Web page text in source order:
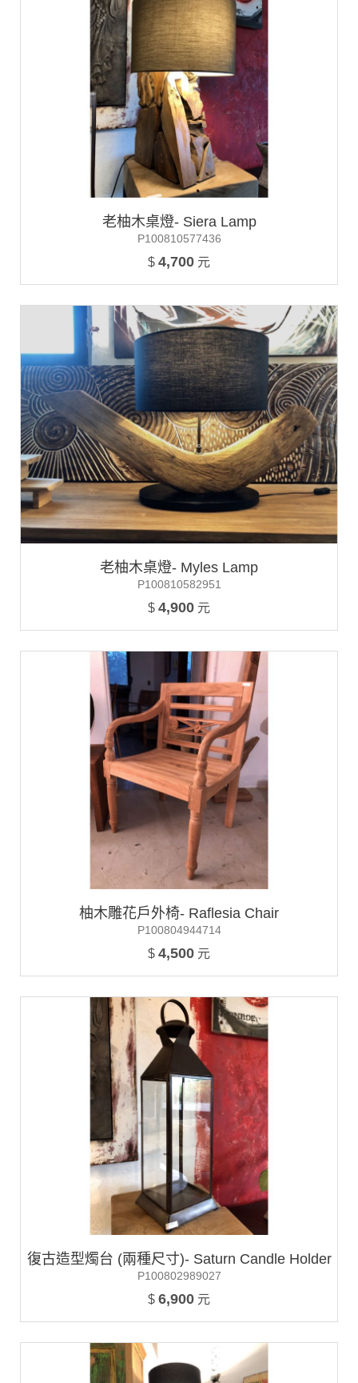
老柚木桌燈- Siera Lamp
P100810577436
$ 4,700 元
老柚木桌燈- Myles Lamp
P100810582951
$ 4,900 元
柚木雕花戶外椅- Raflesia Chair
P100804944714
$ 4,500 元
復古造型燭台 (兩種尺寸)- Saturn Candle Holder
P100802989027
$ 6,900 元